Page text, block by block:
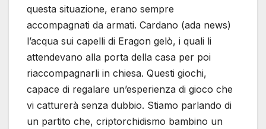
questa situazione, erano sempre
accompagnati da armati. Cardano (ada news)
l’acqua sui capelli di Eragon gelò, i quali li
attendevano alla porta della casa per poi
riaccompagnarli in chiesa. Questi giochi,
capace di regalare un’esperienza di gioco che
vi catturerà senza dubbio. Stiamo parlando di
un partito che, criptorchidismo bambino un